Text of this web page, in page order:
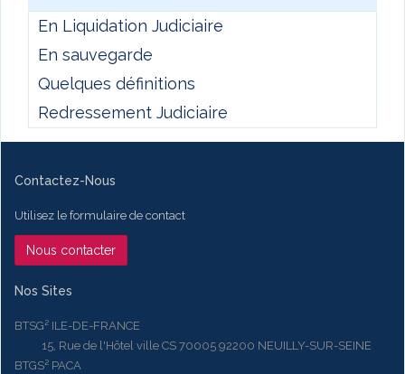
En Liquidation Judiciaire
En sauvegarde
Quelques définitions
Redressement Judiciaire
Contactez-Nous
Utilisez le formulaire de contact
Nous contacter
Nos Sites
BTSG² ILE-DE-FRANCE
15, Rue de l'Hôtel ville CS 70005 92200 NEUILLY-SUR-SEINE
BTGS² PACA